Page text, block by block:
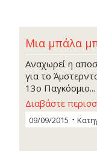
Μια μπάλα
Αναχωρεί η
για το
13ο Παγκόσμιο...
Διαβάστε
09/09/2015